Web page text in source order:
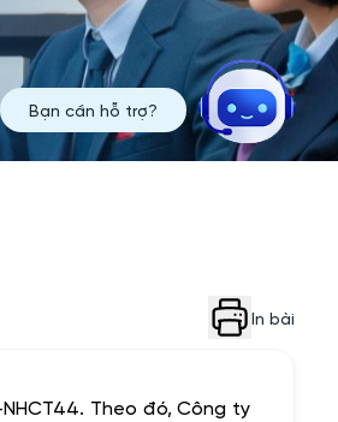
In bài
Theo đó, Công ty
Bạn cần hỗ trợ?